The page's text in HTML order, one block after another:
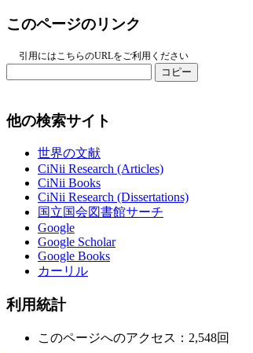
このページのリンク
引用にはこちらのURLをご利用ください
コピー
他の検索サイト
世界の文献
CiNii Research (Articles)
CiNii Books
CiNii Research (Dissertations)
国立国会図書館サーチ
Google
Google Scholar
Google Books
カーリル
利用統計
このページへのアクセス：2,548回